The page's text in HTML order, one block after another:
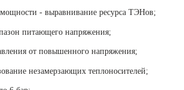
мощности - выравнивание ресурса ТЭНов;
питающего напряжения;
от повышенного напряжения;
незамерзающих теплоносителей;